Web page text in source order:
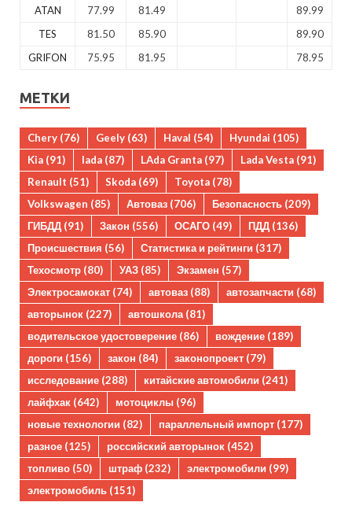
ATAN 77.99 81.49
89.99
TES
81.50 85.90
89.90
GRIFON
75.95 81.95 78.95
МЕТКИ
Chery (76) Geely (63) Haval (54) Hyundai (105)
Kia (91) lada (87) LAda Granta (97) Lada Vesta (91)
Renault (51) Skoda (69) Toyota (78)
Volkswagen (85) Автоваз (706) Безопасность (209)
ГИБДД (91) Закон (556) ОСАГО (49) ПДД (136)
Происшествия (56) Статистика и рейтинги (317)
Техосмотр (80) УАЗ (85) Экзамен (57)
Электросамокат (74) автоваз (88) автозапчасти (68)
авторынок (227) автошкола(81)
водительское удостоверение (86) вождение (189)
дороги (156) закон (84) законопроект (79)
исследование (288) китайские автомобили (241)
лайфхак (642) мотоциклы (96)
новые технологии (82) параллельный импорт (177)
разное (125) российский авторынок (452)
топливо (50) штраф (232) электромобили (99)
электромобиль (151)